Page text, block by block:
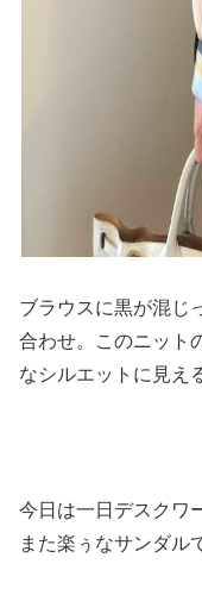
ブラウスに黒が混じ
合わせ。このニット
なシルエットに見え
今日は一日デスクワ
また楽ぅなサンダル